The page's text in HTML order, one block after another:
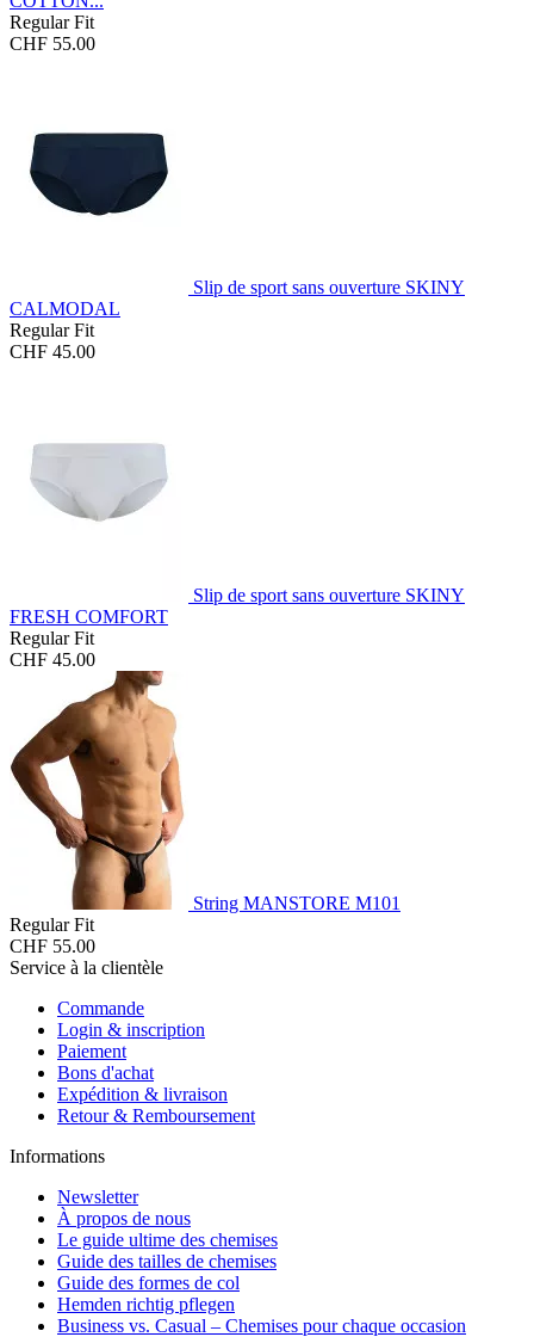
Regular Fit
CHF 55.00
Slip de sport sans ouverture SKINY
CALMODAL
Regular Fit
CHF 45.00
Slip de sport sans ouverture SKINY
FRESH COMFORT
Regular Fit
CHF 45.00
String MANSTORE M101
Regular Fit
CHF 55.00
Service à la clientèle
Commande
Login & inscription
Paiement
Bons d'achat
Expédition & livraison
Retour & Remboursement
Informations
Newsletter
À propos de nous
Le guide ultime des chemises
Guide des tailles de chemises
Guide des formes de col
Hemden richtig pflegen
Business vs. Casual – Chemises pour chaque occasion